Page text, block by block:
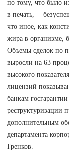
по тому, что было
в печать,—
что иное, как
жира в организме,
Объемы сделок по
выросли на 63
высокого
лицензий
банкам
реструктуризации
дополнительным
департамента
Гренков.